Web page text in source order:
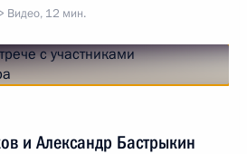
Видео, 12 мин.
и Александр Бастрыкин